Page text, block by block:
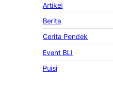
Artikel
Berita
Cerita Pendek
Event BLI
Puisi